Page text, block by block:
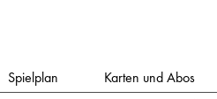
Spielplan Karten und Abos